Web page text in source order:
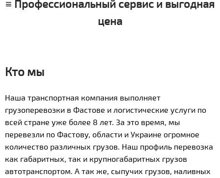
≡ Профессиональный сервис и выгодная
цена
Кто мы
Наша транспортная компания выполняет
грузоперевозки в Фастове и логистические услуги по
всей стране уже более 8 лет. За это время, мы
перевезли по Фастову, области и Украине огромное
количество различных грузов. Наш профиль перевозка
как габаритных, так и крупногабаритных грузов
автотранспортом. А так же, сыпучих грузов, наливных